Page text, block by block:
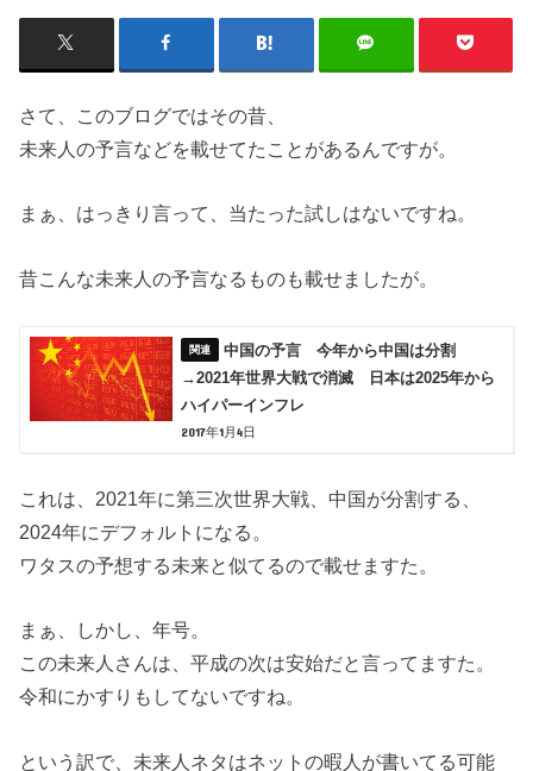
さて、このブログではその昔、
未来人の予言などを載せてたことがあるんですが。
まぁ、はっきり言って、当たった試しはないですね。
昔こんな未来人の予言なるものも載せましたが。
中国の予言 今年から中国は分割
→2021年世界大戦で消滅 日本は2025年から
ハイパーインフレ
2017年1月4日
これは、2021年に第三次世界大戦、中国が分割する、
2024年にデフォルトになる。
ワタスの予想する未来と似てるので載せますた。
まぁ、しかし、年号。
この未来人さんは、平成の次は安始だと言ってますた。
令和にかすりもしてないですね。
という訳で、未来人ネタはネットの暇人が書いてる可能